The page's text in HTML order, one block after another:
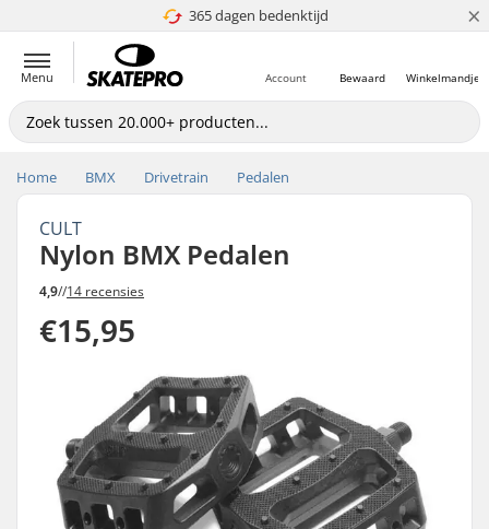
365 dagen bedenktijd
4.8 van 5 ×
Menu Winkelmandje
Bewaard
Account
Home BMX Drivetrain Pedalen
CULT
Nylon BMX Pedalen
4,9//14 recensies
€15,95